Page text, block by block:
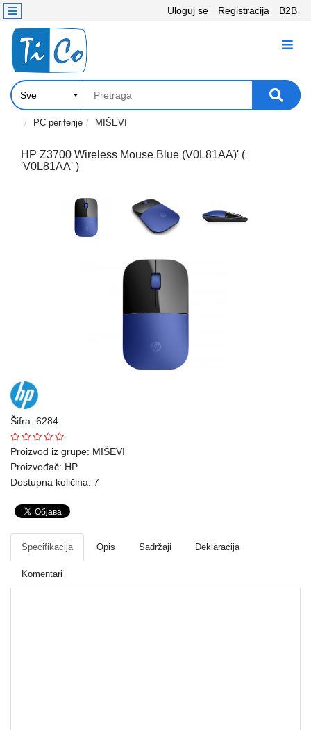
Uloguj se Registracija B2B
KATEGORIJE
Računari,
Komponente
Laptop
tablet
Telefoni
oprema
Mrežna
oprema
Gaming
Fotoaparati
i
kamere
Kontakt
PC periferije MIŠEVI
HP Z3700 Wireless Mouse Blue (V0L81AA)' (
'V0L81AA' )
Šifra: 6284
Proizvod iz grupe: MIŠEVI
Proizvođač: HP
Dostupna količina: 7
Specifikacija Opis Sadržaji Deklaracija
Komentari